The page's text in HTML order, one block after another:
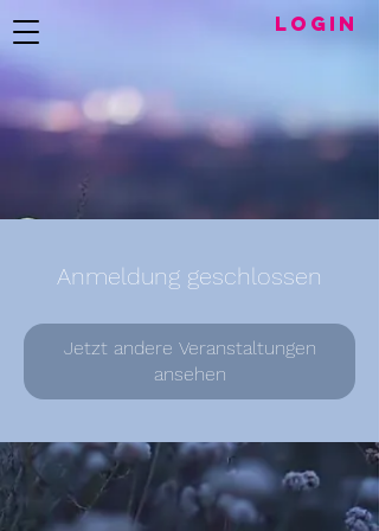
LogIN
Anmeldung geschlossen
Jetzt andere Veranstaltungen
ansehen